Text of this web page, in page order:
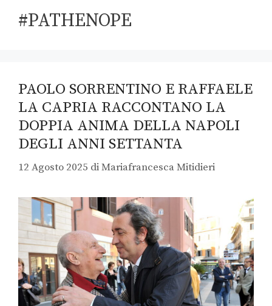
#PATHENOPE
PAOLO SORRENTINO E RAFFAELE
LA CAPRIA RACCONTANO LA
DOPPIA ANIMA DELLA NAPOLI
DEGLI ANNI SETTANTA
12 Agosto 2025 diMariafrancesca Mitidieri